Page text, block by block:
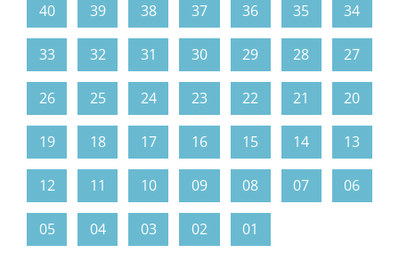
40 39 38 37 36 35 34
33 32 31 30 29 28 27
26 25 24 23 22 21 20
19 18 17 16 15 14 13
12 11 10 09 08 07 06
05 04 03 02 01